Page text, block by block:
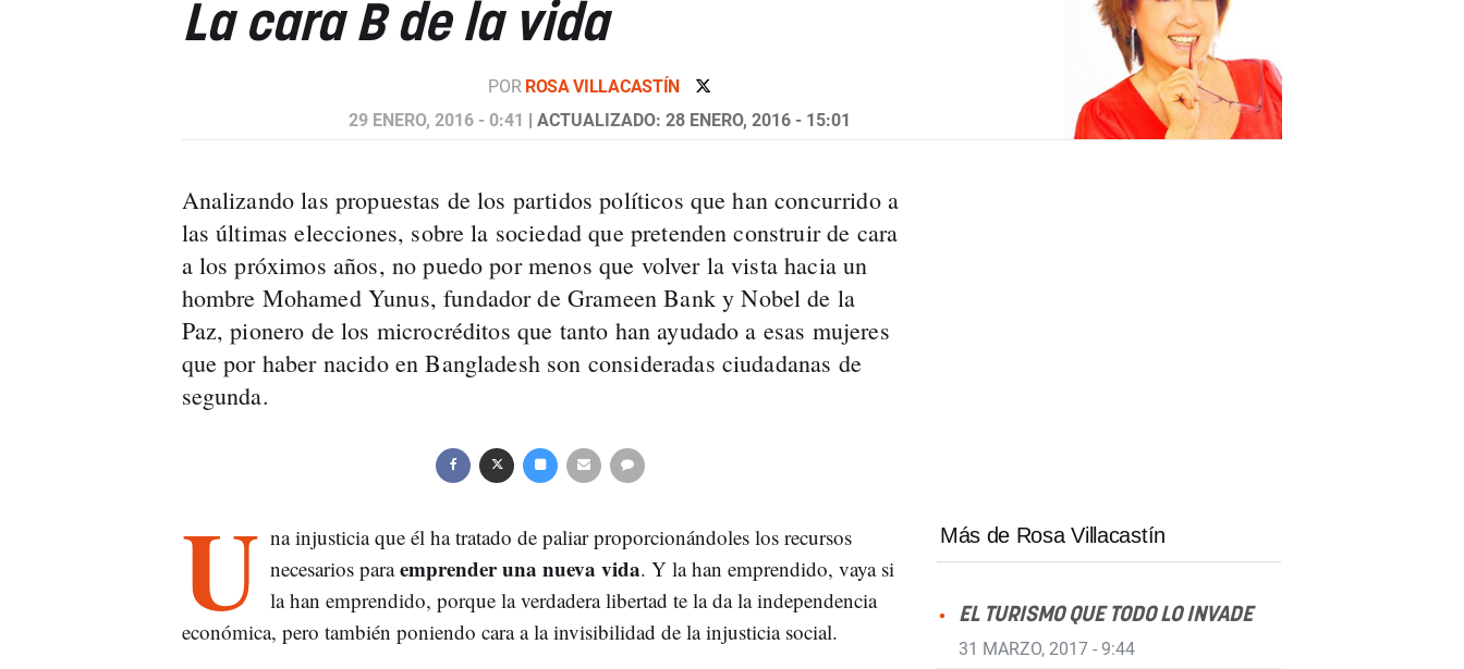
La cara B de la vida
POR ROSA VILLACASTÍN
29 ENERO, 2016 - 0:41 | ACTUALIZADO: 28 ENERO, 2016 - 15:01
Analizando las propuestas de los partidos políticos que han concurrido a
las últimas elecciones, sobre la sociedad que pretenden construir de cara
a los próximos años, no puedo por menos que volver la vista hacia un
hombre Mohamed Yunus, fundador de Grameen Bank y Nobel de la
Paz, pionero de los microcréditos que tanto han ayudado a esas mujeres
que por haber nacido en Bangladesh son consideradas ciudadanas de
segunda.
U na injusticia que él ha tratado de paliar proporcionándoles los recursos
necesarios paraemprender una nueva vida. Y la han emprendido, vaya si
la han emprendido, porque la verdadera libertad te la da la independencia
económica, pero también poniendo cara a la invisibilidad de la injusticia social.
Más de Rosa Villacastín
EL TURISMO QUE TODO LO INVADE
31 MARZO, 2017 - 9:44